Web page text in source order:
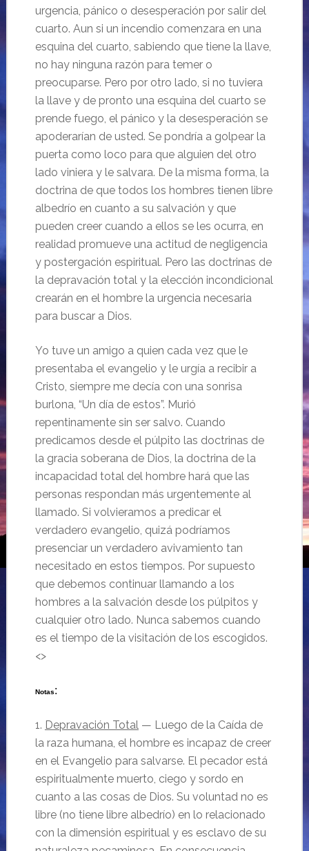
urgencia, pánico o desesperación por salir del
cuarto. Aun si un incendio comenzara en una
esquina del cuarto, sabiendo que tiene la llave,
no hay ninguna razón para temer o
preocuparse. Pero por otro lado, si no tuviera
la llave y de pronto una esquina del cuarto se
prende fuego, el pánico y la desesperación se
apoderarían de usted. Se pondría a golpear la
puerta como loco para que alguien del otro
lado viniera y le salvara. De la misma forma, la
doctrina de que todos los hombres tienen libre
albedrío en cuanto a su salvación y que
pueden creer cuando a ellos se les ocurra, en
realidad promueve una actitud de negligencia
y postergación espiritual. Pero las doctrinas de
la depravación total y la elección incondicional
crearán en el hombre la urgencia necesaria
para buscar a Dios.
Yo tuve un amigo a quien cada vez que le
presentaba el evangelio y le urgía a recibir a
Cristo, siempre me decía con una sonrisa
burlona, “Un día de estos”. Murió
repentinamente sin ser salvo. Cuando
predicamos desde el púlpito las doctrinas de
la gracia soberana de Dios, la doctrina de la
incapacidad total del hombre hará que las
personas respondan más urgentemente al
llamado. Si volvieramos a predicar el
verdadero evangelio, quizá podríamos
presenciar un verdadero avivamiento tan
necesitado en estos tiempos. Por supuesto
que debemos continuar llamando a los
hombres a la salvación desde los púlpitos y
cualquier otro lado. Nunca sabemos cuando
es el tiempo de la visitación de los escogidos.
<>
Notas:
1. Depravación Total— Luego de la Caída de
la raza humana, el hombre es incapaz de creer
en el Evangelio para salvarse. El pecador está
espiritualmente muerto, ciego y sordo en
cuanto a las cosas de Dios. Su voluntad no es
libre (no tiene libre albedrío) en lo relacionado
con la dimensión espiritual y es esclavo de su